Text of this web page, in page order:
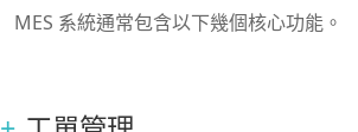
MES 系統通常包含以下幾個核心功能。